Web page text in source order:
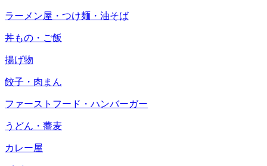
ラーメン屋・つけ麺・油そば
丼もの・ご飯
揚げ物
餃子・肉まん
ファーストフード・ハンバーガー
うどん・蕎麦
カレー屋